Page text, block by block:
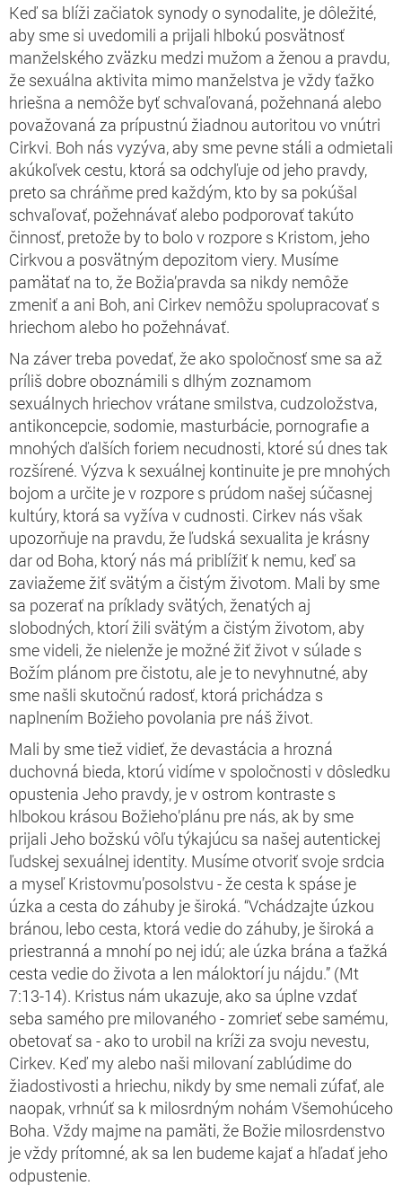
Keď sa blíži začiatok synody o synodalite, je dôležité,
aby sme si uvedomili a prijali hlbokú posvätnosť
manželského zväzku medzi mužom a ženou a pravdu,
že sexuálna aktivita mimo manželstva je vždy ťažko
hriešna a nemôže byť schvaľovaná, požehnaná alebo
považovaná za prípustnú žiadnou autoritou vo vnútri
Cirkvi. Boh nás vyzýva, aby sme pevne stáli a odmietali
akúkoľvek cestu, ktorá sa odchyľuje od jeho pravdy,
preto sa chráňme pred každým, kto by sa pokúšal
schvaľovať, požehnávať alebo podporovať takúto
činnosť, pretože by to bolo v rozpore s Kristom, jeho
Cirkvou a posvätným depozitom viery. Musíme
pamätať na to, že Božia’pravda sa nikdy nemôže
zmeniť a ani Boh, ani Cirkev nemôžu spolupracovať s
hriechom alebo ho požehnávať.
Na záver treba povedať, že ako spoločnosť sme sa až
príliš dobre oboznámili s dlhým zoznamom
sexuálnych hriechov vrátane smilstva, cudzoložstva,
antikoncepcie, sodomie, masturbácie, pornografie a
mnohých ďalších foriem necudnosti, ktoré sú dnes tak
rozšírené. Výzva k sexuálnej kontinuite je pre mnohých
bojom a určite je v rozpore s prúdom našej súčasnej
kultúry, ktorá sa vyžíva v cudnosti. Cirkev nás však
upozorňuje na pravdu, že ľudská sexualita je krásny
dar od Boha, ktorý nás má priblížiť k nemu, keď sa
zaviažeme žiť svätým a čistým životom. Mali by sme
sa pozerať na príklady svätých, ženatých aj
slobodných, ktorí žili svätým a čistým životom, aby
sme videli, že nielenže je možné žiť život v súlade s
Božím plánom pre čistotu, ale je to nevyhnutné, aby
sme našli skutočnú radosť, ktorá prichádza s
naplnením Božieho povolania pre náš život.
Mali by sme tiež vidieť, že devastácia a hrozná
duchovná bieda, ktorú vidíme v spoločnosti v dôsledku
opustenia Jeho pravdy, je v ostrom kontraste s
hlbokou krásou Božieho’plánu pre nás, ak by sme
prijali Jeho božskú vôľu týkajúcu sa našej autentickej
ľudskej sexuálnej identity. Musíme otvoriť svoje srdcia
a myseľ Kristovmu’posolstvu - že cesta k spáse je
úzka a cesta do záhuby je široká. “Vchádzajte úzkou
bránou, lebo cesta, ktorá vedie do záhuby, je široká a
priestranná a mnohí po nej idú; ale úzka brána a ťažká
cesta vedie do života a len máloktorí ju nájdu.” (Mt
7:13-14). Kristus nám ukazuje, ako sa úplne vzdať
seba samého pre milovaného - zomrieť sebe samému,
obetovať sa - ako to urobil na kríži za svoju nevestu,
Cirkev. Keď my alebo naši milovaní zablúdime do
žiadostivosti a hriechu, nikdy by sme nemali zúfať, ale
naopak, vrhnúť sa k milosrdným nohám Všemohúceho
Boha. Vždy majme na pamäti, že Božie milosrdenstvo
je vždy prítomné, ak sa len budeme kajať a hľadať jeho
odpustenie.